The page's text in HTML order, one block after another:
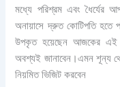
মধ্যে পরিশ্রম এবং ধৈর্যের
অনায়াসে দ্রুত কোটিপতি হতে
উপকৃত হয়েছেন আজকের এই
অবশ্যই জানাবেন।এমন শূন্য
নিয়মিত ভিজিট করবেন